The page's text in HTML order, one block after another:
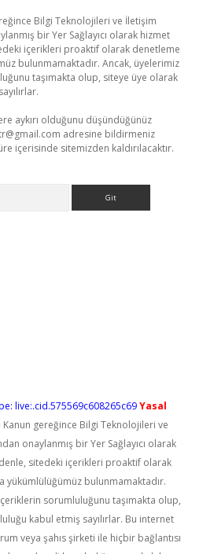
Bilgi Teknolojileri ve İletişim
bir Yer Sağlayıcı olarak hizmet
içerikleri proaktif olarak denetleme
bulunmamaktadır. Ancak, üyelerimiz
taşımakta olup, siteye üye olarak
aykırı olduğunu düşündüğünüz
adresine bildirmeniz
içerisinde sitemizden kaldırılacaktır.
live:.cid.575569c608265c69Yasal
Kanun gereğince Bilgi Teknolojileri ve
onaylanmış bir Yer Sağlayıcı olarak
sitedeki içerikleri proaktif olarak
yükümlülüğümüz bulunmamaktadır.
sorumluluğunu taşımakta olup,
kabul etmiş sayılırlar. Bu internet
veya şahıs şirketi ile hiçbir bağlantısı